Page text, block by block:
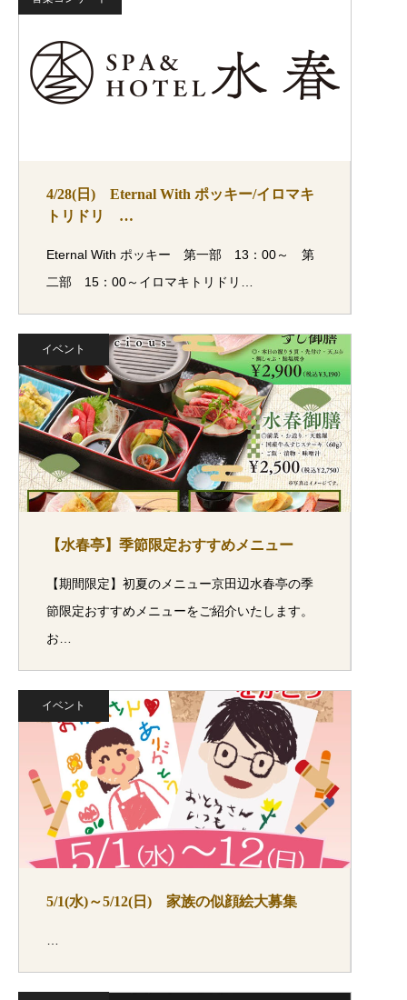
4/28(日) Eternal With ポッキー/イロマキ
トリドリ …
Eternal With ポッキー 第一部 13：00～ 第
二部 15：00～イロマキトリドリ…
イベント
【水春亭】季節限定おすすめメニュー
【期間限定】初夏のメニュー京田辺水春亭の季
節限定おすすめメニューをご紹介いたします。
お…
イベント
5/1(水)～5/12(日) 家族の似顔絵大募集